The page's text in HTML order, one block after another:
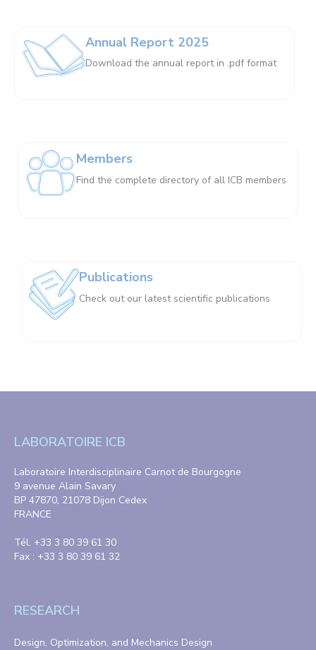
Annual Report 2025
Download the annual report in .pdf format
Members
Find the complete directory of all ICB members
Publications
Check out our latest scientific publications
LABORATOIRE ICB
Laboratoire Interdisciplinaire Carnot de Bourgogne
9 avenue Alain Savary
BP 47870, 21078 Dijon Cedex
FRANCE
Tél. +33 3 80 39 61 30
Fax : +33 3 80 39 61 32
RESEARCH
Design, Optimization, and Mechanics Design